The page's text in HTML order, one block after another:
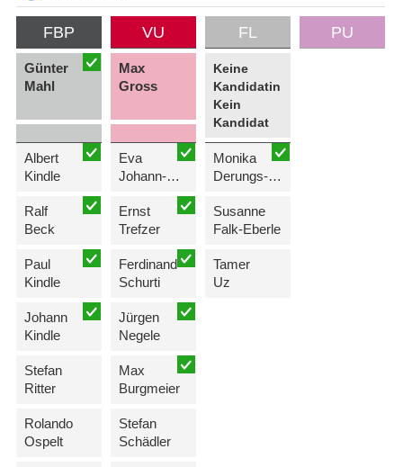
FBP
Günter
Mahl
Albert
Kindle
Ralf
Beck
Paul
Kindle
Johann
Kindle
Stefan
Ritter
Rolando
Ospelt
VU
Max
Gross
Eva
Johann-Heidegger
Ernst
Trefzer
Ferdinand
Schurti
Jürgen
Negele
Max
Burgmeier
Stefan
Schädler
FL
Keine
Kandidatin
Kein
Kandidat
Monika
Derungs-Scherzer
Susanne
Falk-Eberle
Tamer
Uz
PU